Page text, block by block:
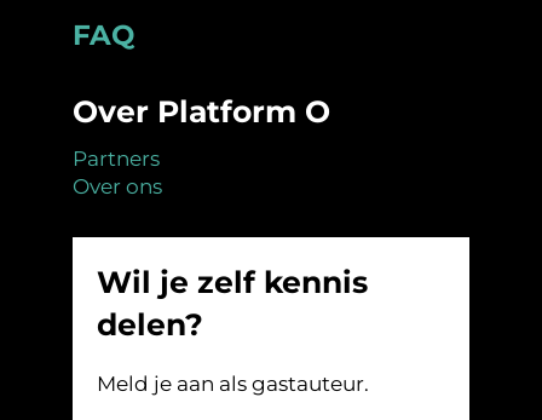
Footer
FAQ
Over Platform O
Partners
Over ons
Wil je zelf kennis
delen?
Meld je aan als gastauteur.